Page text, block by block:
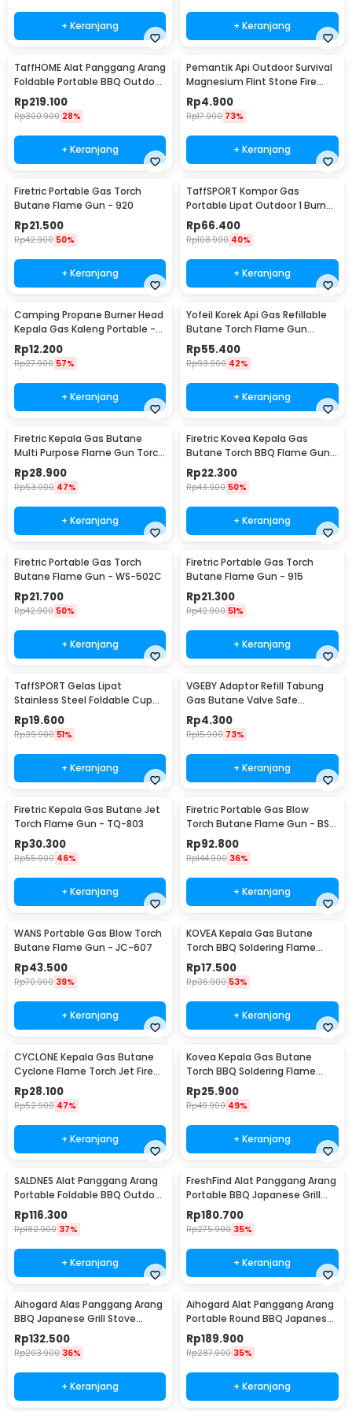
+ Keranjang + Keranjang
TaffHOME Alat Panggang Arang
Foldable Portable BBQ Outdoor
Grill Stove - HWSK77
Rp219.100
Rp300.900 28%
+ Keranjang
Pemantik Api Outdoor Survival
Magnesium Flint Stone Fire
Starter - PRO
Rp4.900
Rp17.900 73%
+ Keranjang
Firetric Portable Gas Torch
Butane Flame Gun - 920
Rp21.500
Rp42.900 50%
+ Keranjang
TaffSPORT Kompor Gas
Portable Lipat Outdoor 1 Burner
Camping Stove - AT6303
Rp66.400
Rp108.900 40%
+ Keranjang
Camping Propane Burner Head
Kepala Gas Kaleng Portable -
GH3040
Rp12.200
Rp27.900 57%
+ Keranjang
Yofeil Korek Api Gas Refillable
Butane Torch Flame Gun
Lighter - TX-19
Rp55.400
Rp93.900 42%
+ Keranjang
Firetric Kepala Gas Butane
Multi Purpose Flame Gun Torch
- WS-504C
Rp28.900
Rp53.900 47%
+ Keranjang
Firetric Kovea Kepala Gas
Butane Torch BBQ Flame Gun -
KT-2104
Rp22.300
Rp43.900 50%
+ Keranjang
Firetric Portable Gas Torch
Butane Flame Gun - WS-502C
Rp21.700
Rp42.900 50%
+ Keranjang
Firetric Portable Gas Torch
Butane Flame Gun - 915
Rp21.300
Rp42.900 51%
+ Keranjang
TaffSPORT Gelas Lipat
Stainless Steel Foldable Cup
Carabiner 240ml - F180
Rp19.600
Rp39.900 51%
+ Keranjang
VGEBY Adaptor Refill Tabung
Gas Butane Valve Safe
Switching - TL-SA001
Rp4.300
Rp15.900 73%
+ Keranjang
Firetric Kepala Gas Butane Jet
Torch Flame Gun - TQ-803
Rp30.300
Rp55.900 46%
+ Keranjang
Firetric Portable Gas Blow
Torch Butane Flame Gun - BS-
401
Rp92.800
Rp144.900 36%
+ Keranjang
WANS Portable Gas Blow Torch
Butane Flame Gun - JC-607
Rp43.500
Rp70.900 39%
+ Keranjang
KOVEA Kepala Gas Butane
Torch BBQ Soldering Flame
Gun - KT2008
Rp17.500
Rp36.900 53%
+ Keranjang
CYCLONE Kepala Gas Butane
Cyclone Flame Torch Jet Fire
Gun - 930
Rp28.100
Rp52.900 47%
+ Keranjang
Kovea Kepala Gas Butane
Torch BBQ Soldering Flame
Gun Torch Jet - KT-2408
Rp25.900
Rp49.900 49%
+ Keranjang
SALDNES Alat Panggang Arang
Portable Foldable BBQ Outdoor
Grill Stove - TL-353
Rp116.300
Rp182.900 37%
+ Keranjang
FreshFind Alat Panggang Arang
Portable BBQ Japanese Grill
Stove - H01
Rp180.700
Rp275.900 35%
+ Keranjang
Aihogard Alas Panggang Arang
BBQ Japanese Grill Stove
24x14.5cm - H02
Rp132.500
Rp203.900 36%
+ Keranjang
Aihogard Alat Panggang Arang
Portable Round BBQ Japanese
Grill Stove - H02
Rp189.900
Rp287.900 35%
+ Keranjang